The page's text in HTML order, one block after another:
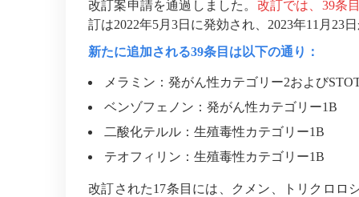
改訂案申請を通過しました。 改訂では、39条
訂は2022年5月3日に発効され、2023年11月23
新たに追加される39条目は以下の通り：
メラミン：発がん性カテゴリー2および
ベンゾフェノン：発がん性カテゴリー1B
二酸化テルル：生殖毒性カテゴリー1B
テオフィリン：生殖毒性カテゴリー1B
改訂された17条目には、クメン、トリクロロ